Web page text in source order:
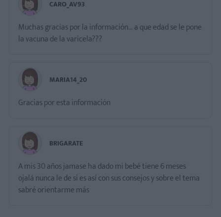
CARO_AV93
Muchas gracias por la información... a que edad se le pone
la vacuna de la varicela???
MARIA14_20
Gracias por esta información
BRIGARATE
A mis 30 años jamase ha dado mi bebé tiene 6 meses
ojalá nunca le de si es así con sus consejos y sobre el tema
sabré orientarme más